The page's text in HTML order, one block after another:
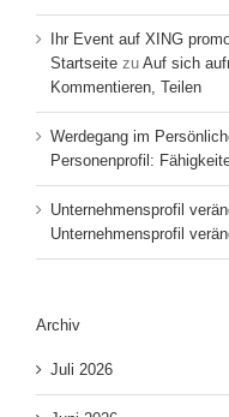
Ihr Event auf XING
Startseite zu Auf sich
Kommentieren, Teilen
Werdegang im
Personenprofil:
Unternehmensprofil
Unternehmensprofil
Archiv
Juli 2026